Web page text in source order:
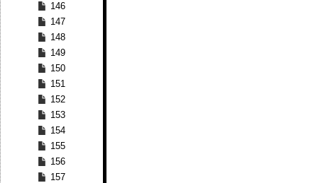
146
147
148
149
150
151
152
153
154
155
156
157